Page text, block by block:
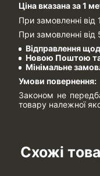
Ціна вказана за 1
При замовленні від
При замовленні від
Відправлення
Новою Поштою
Мінімальне
Умови повернення:
Законом не
товару належної
Схожі